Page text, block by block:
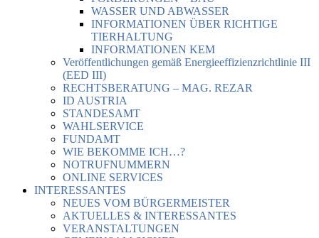
WASSER UND ABWASSER
INFORMATIONEN ÜBER RICHTIGE
TIERHALTUNG
INFORMATIONEN KEM
Veröffentlichungen gemäß Energieeffizienzrichtlinie III
(EED III)
RECHTSBERATUNG – MAG. REZAR
ID AUSTRIA
STANDESAMT
WAHLSERVICE
FUNDAMT
WIE BEKOMME ICH…?
NOTRUFNUMMERN
ONLINE SERVICES
INTERESSANTES
NEUES VOM BÜRGERMEISTER
AKTUELLES & INTERESSANTES
VERANSTALTUNGEN